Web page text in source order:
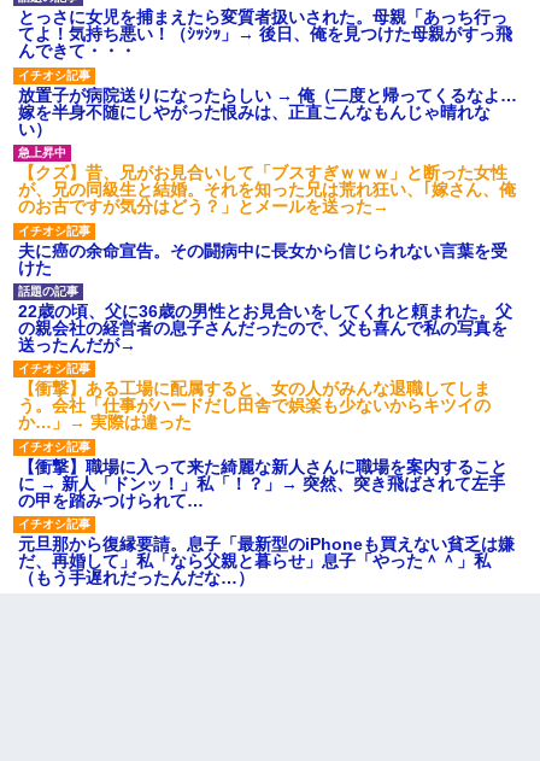
【悲報】佐藤輝明・・・２軍
でも盛大にやらかす←あまり悲
しませないでくれ
とっさに女児を捕まえたら変質者扱いされた。母親「あっち行っ
てよ！気持ち悪い！（ｼｯｼｯ」→ 後日、俺を見つけた母親がすっ飛
んできて・・・
放置子が病院送りになったらしい → 俺（二度と帰ってくるなよ…
嫁を半身不随にしやがった恨みは、正直こんなもんじゃ晴れな
い）
【クズ】昔、兄がお見合いして「ブスすぎｗｗｗ」と断った女性
が、兄の同級生と結婚。それを知った兄は荒れ狂い、｢嫁さん、俺
のお古ですが気分はどう？」とメールを送った→
夫に癌の余命宣告。その闘病中に長女から信じられない言葉を受
けた
22歳の頃、父に36歳の男性とお見合いをしてくれと頼まれた。父
の親会社の経営者の息子さんだったので、父も喜んで私の写真を
送ったんだが→
【衝撃】ある工場に配属すると、女の人がみんな退職してしま
う。会社「仕事がハードだし田舎で娯楽も少ないからキツイの
か…」→ 実際は違った
【衝撃】職場に入って来た綺麗な新人さんに職場を案内すること
に → 新人「ドンッ！」私「！？」→ 突然、突き飛ばされて左手
の甲を踏みつけられて…
元旦那から復縁要請。息子「最新型のiPhoneも買えない貧乏は嫌
だ、再婚して」私「なら父親と暮らせ」息子「やった＾＾」私
（もう手遅れだったんだな…）